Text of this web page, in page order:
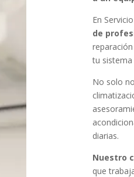
En
de
tu
No solo
diarias.
Nuestro
que